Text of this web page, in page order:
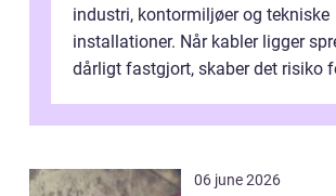
industri, kontormiljøer og tekniske
installationer. Når kabler ligger
dårligt fastgjort, skaber det risiko
06 june 2026